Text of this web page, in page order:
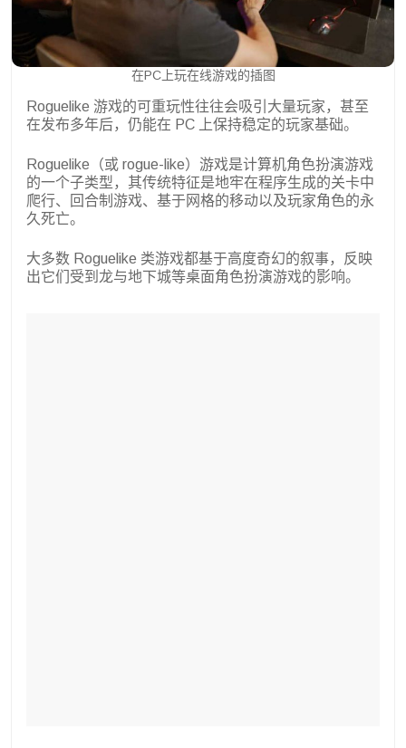
在PC上玩在线游戏的插图
Roguelike 游戏的可重玩性往往会吸引大量玩家，甚至
在发布多年后，仍能在 PC 上保持稳定的玩家基础。
Roguelike（或 rogue-like）游戏是计算机角色扮演游戏
的一个子类型，其传统特征是地牢在程序生成的关卡中
爬行、回合制游戏、基于网格的移动以及玩家角色的永
久死亡。
大多数 Roguelike 类游戏都基于高度奇幻的叙事，反映
出它们受到龙与地下城等桌面角色扮演游戏的影响。